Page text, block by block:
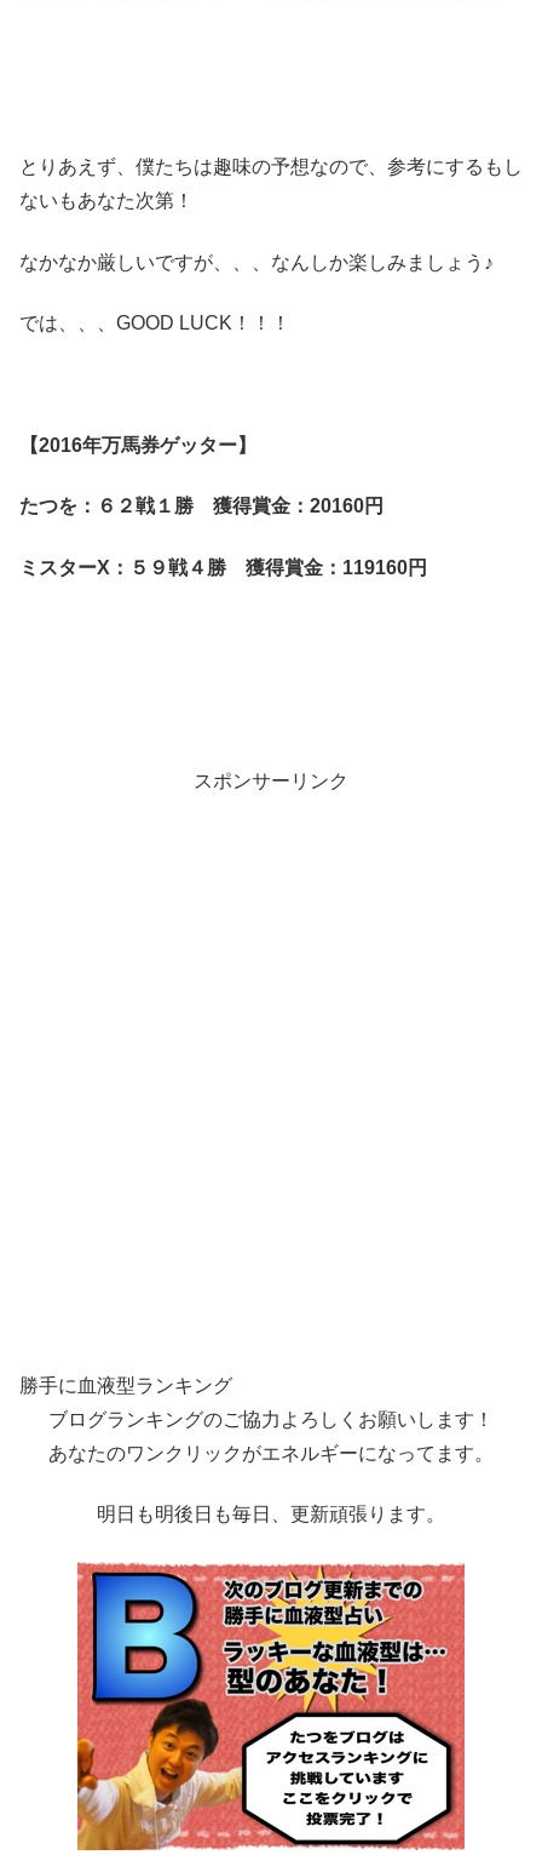
とりあえず、僕たちは趣味の予想なので、参考にするもし
ないもあなた次第！
なかなか厳しいですが、、、なんしか楽しみましょう♪
では、、、GOOD LUCK！！！
【2016年万馬券ゲッター】
たつを：６２戦１勝 獲得賞金：20160円
ミスターX：５９戦４ 勝 獲得賞金：119160円
スポンサーリンク
勝手に血液型ランキング
ブログランキングのご協力よろしくお願いします！
あなたのワンクリックがエネルギーになってます。
明日も明後日も毎日、更新頑張ります。